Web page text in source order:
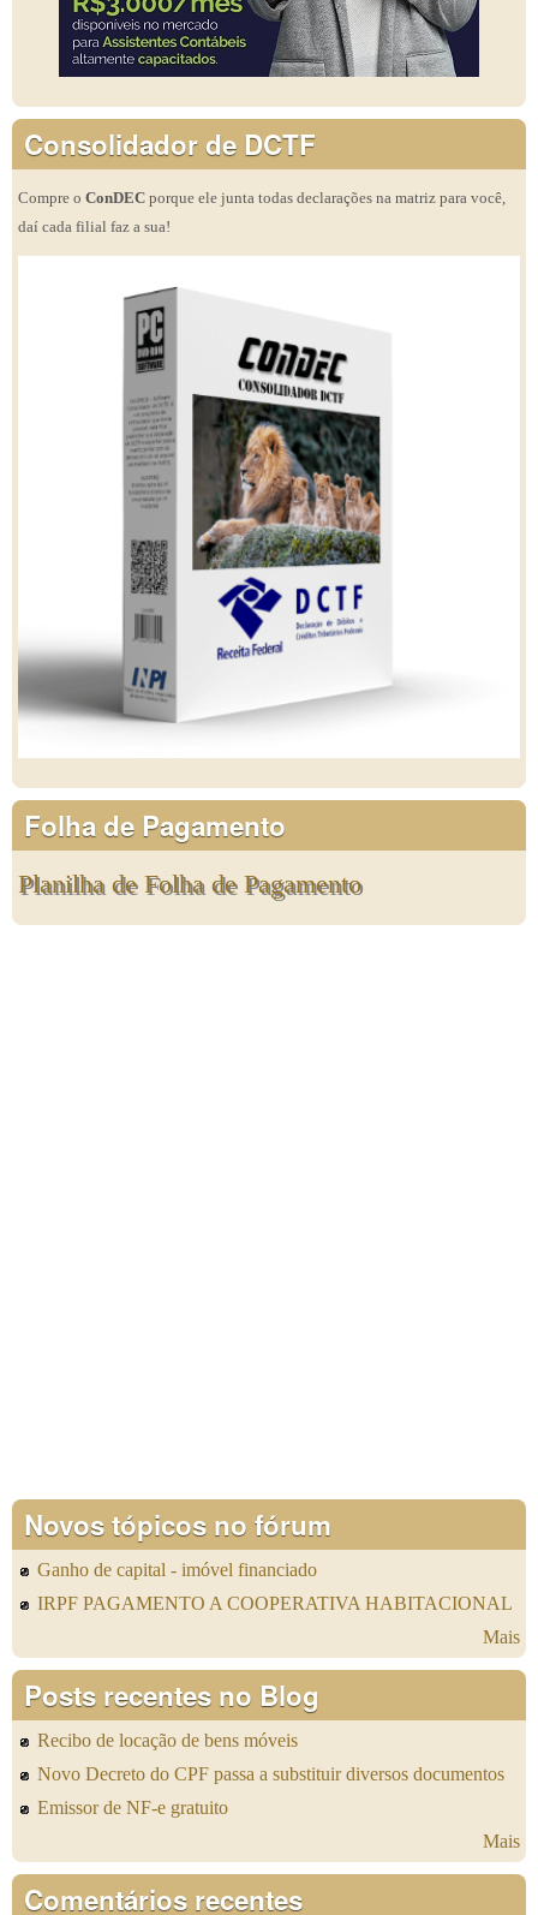
Consolidador de DCTF
Compre o ConDEC porque ele junta todas declarações na matriz para você,
daí cada filial faz a sua!
Folha de Pagamento
Planilha de Folha de Pagamento
Novos tópicos no fórum
Ganho de capital - imóvel financiado
IRPF PAGAMENTO A COOPERATIVA HABITACIONAL
Mais
Posts recentes no Blog
Recibo de locação de bens móveis
Novo Decreto do CPF passa a substituir diversos documentos
Emissor de NF-e gratuito
Mais
Comentários recentes